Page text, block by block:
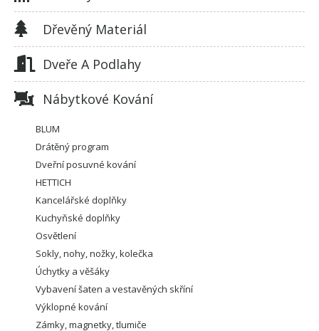
Dřevěný Materiál
Dveře A Podlahy
Nábytkové Kování
BLUM
Drátěný program
Dveřní posuvné kování
HETTICH
Kancelářské doplňky
Kuchyňské doplňky
Osvětlení
Sokly, nohy, nožky, kolečka
Úchytky a věšáky
Vybavení šaten a vestavěných skříní
Výklopné kování
Zámky, magnetky, tlumiče